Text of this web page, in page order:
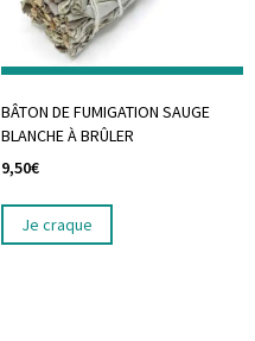
BÂTON DE FUMIGATION SAUGE
BLANCHE À BRÛLER
9,50€
Je craque